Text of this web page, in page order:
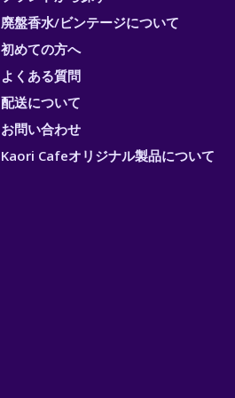
廃盤香水/ビンテージについて
初めての方へ
よくある質問
配送について
お問い合わせ
Kaori Cafeオリジナル製品について